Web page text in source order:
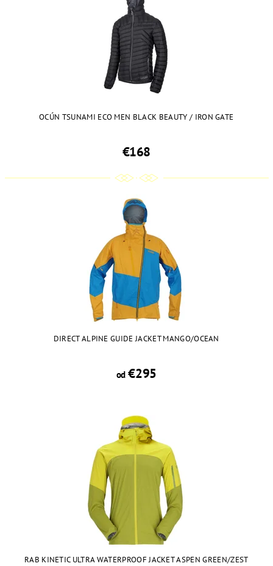
OCÚN TSUNAMI ECO MEN BLACK BEAUTY / IRON GATE
€168
DIRECT ALPINE GUIDE JACKET MANGO/OCEAN
od€295
RAB KINETIC ULTRA WATERPROOF JACKET ASPEN GREEN/ZEST